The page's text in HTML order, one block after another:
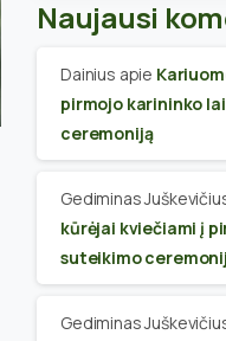
Naujausi
Dainius apie
pirmojo karininko
ceremoniją
Gediminas
kūrėjai kviečiami į
suteikimo
Gediminas